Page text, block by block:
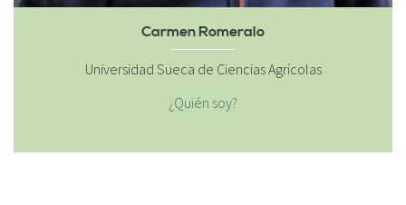
Carmen Romeralo
Universidad Sueca de Ciencias Agrícolas
¿Quién soy?